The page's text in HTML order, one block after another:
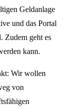
Geldanlage
und das Portal
Zudem geht es
kann.
Wir wollen
von